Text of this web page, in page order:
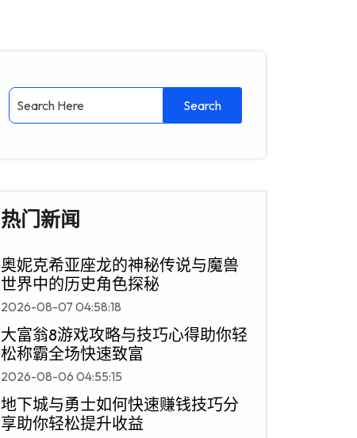
热门新闻
奥妮克希亚座龙的神秘传说与魔兽
世界中的历史角色探秘
2026-08-07 04:58:18
大富翁8游戏攻略与技巧心得助你轻
松称霸全场快速致富
2026-08-06 04:55:15
地下城与勇士如何快速赚钱技巧分
享助你轻松提升收益